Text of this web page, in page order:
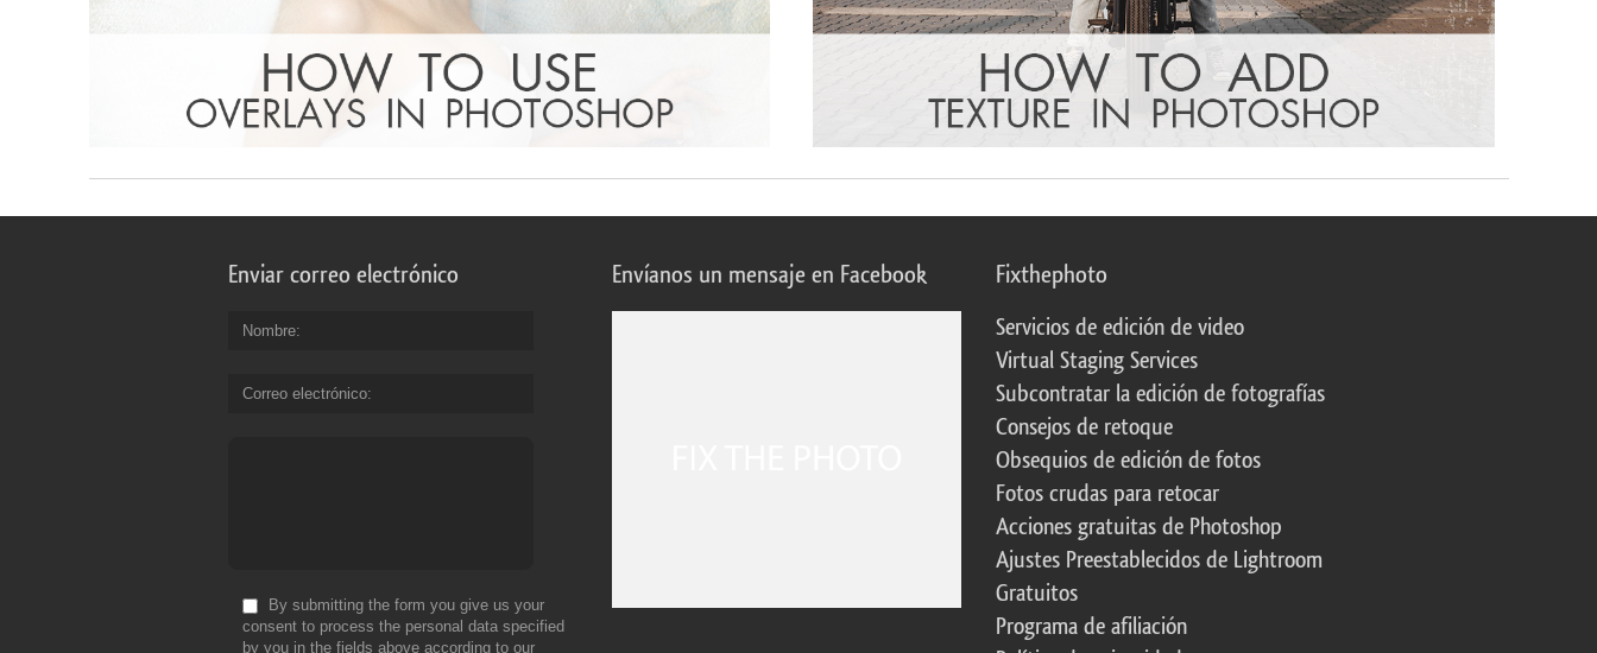
Enviar correo electrónico
Nombre
Correo electrónico
By submitting the form you give us your
consent to process the personal data specified
by you in the fields above according to our
Envíanos un mensaje en Facebook Fixthephoto
Servicios de edición de video
Virtual Staging Services
Subcontratar la edición de fotografías
Consejos de retoque
Obsequios de edición de fotos
Fotos crudas para retocar
Acciones gratuitas de Photoshop
Ajustes Preestablecidos de Lightroom
Gratuitos
Programa de afiliación